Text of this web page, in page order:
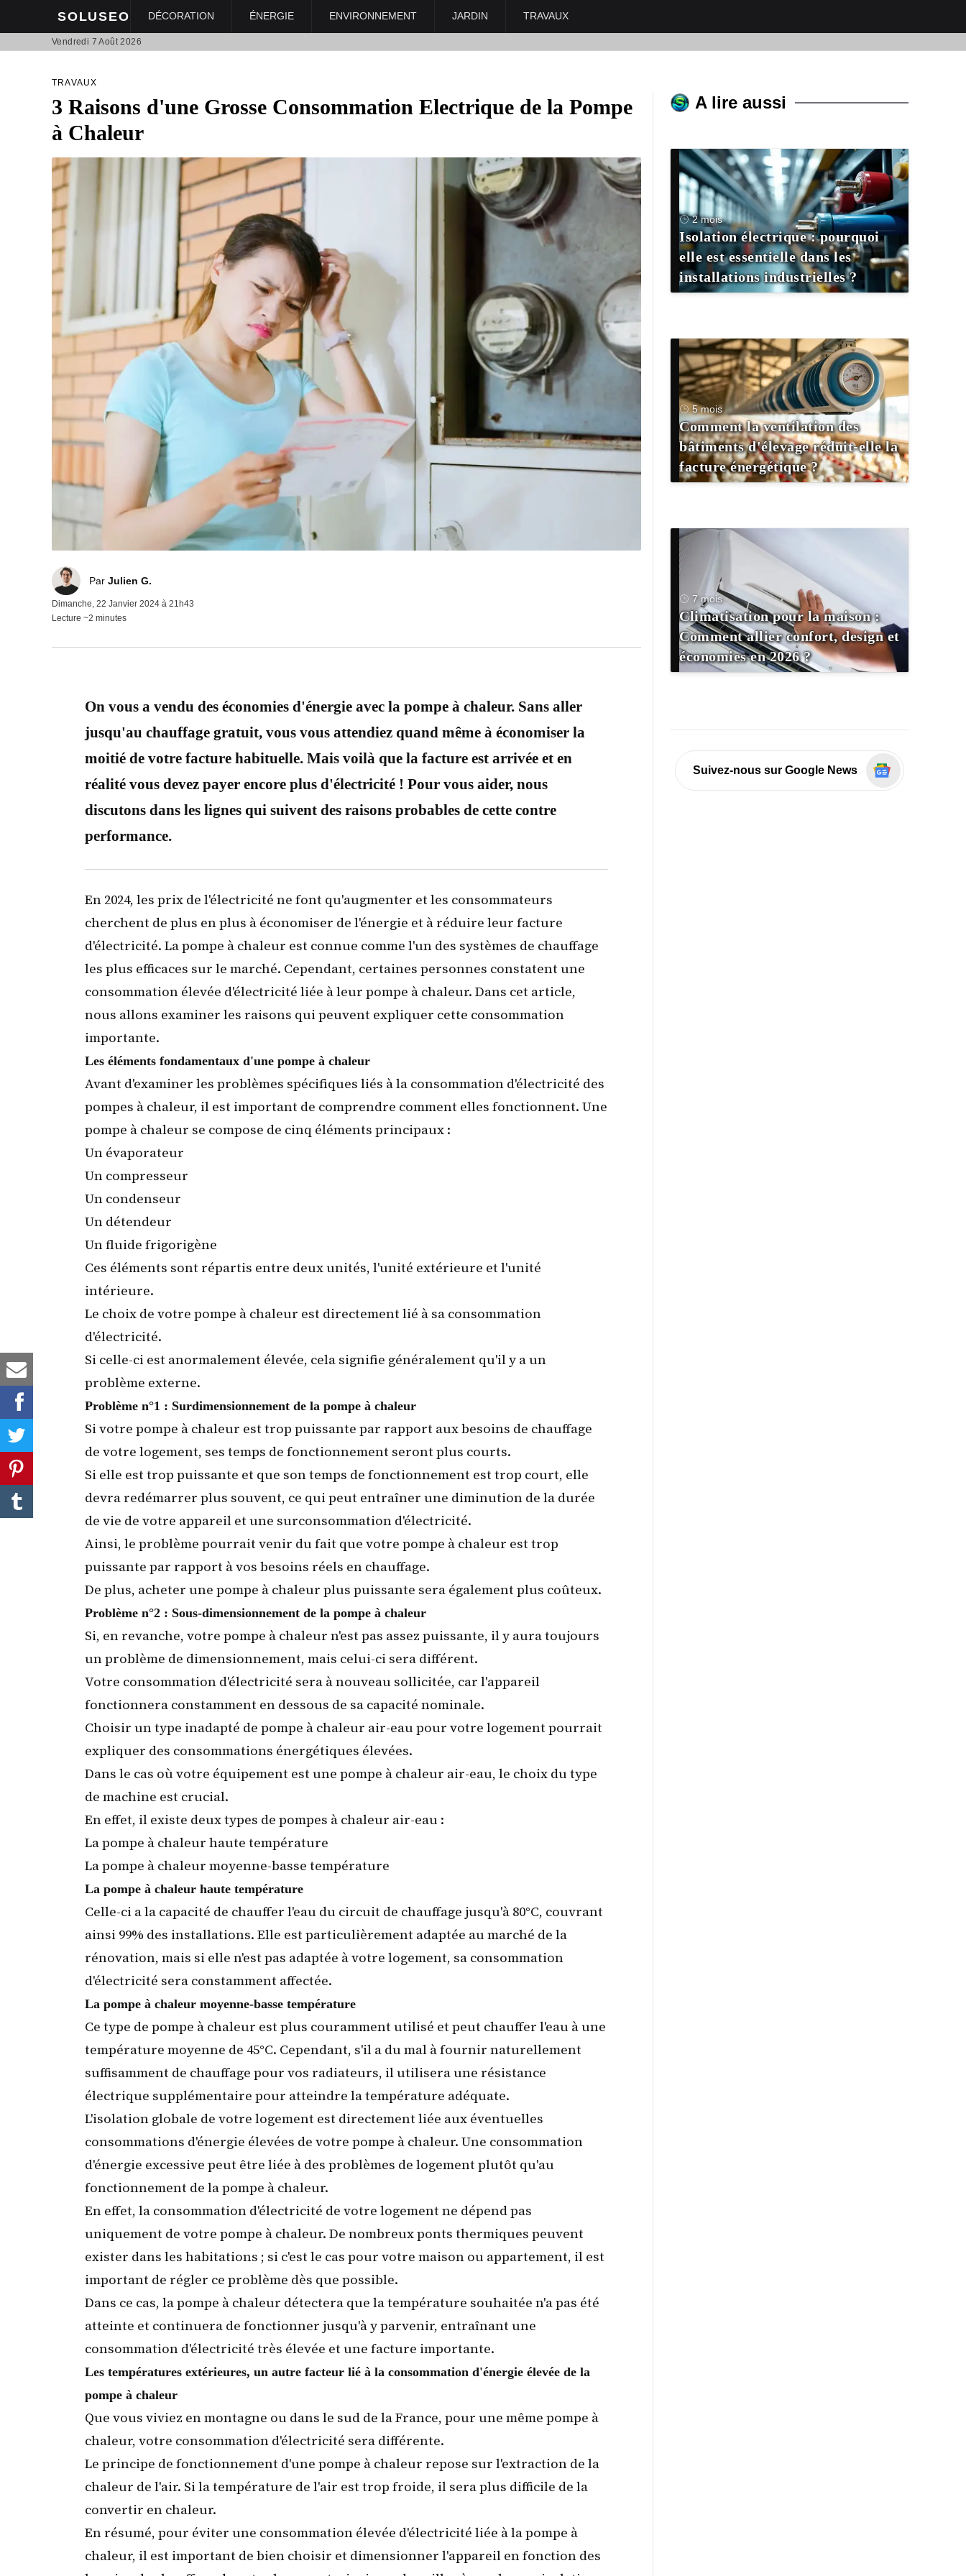
SOLUSEO DÉCORATION ÉNERGIE ENVIRONNEMENT JARDIN TRAVAUX
Vendredi 7 Août 2026
TRAVAUX
3 Raisons d'une Grosse Consommation Electrique de la Pompe
à Chaleur
Julien G.Par Julien G.
Dimanche, 22 Janvier 2024 à 21h43
Lecture ~2 minutes
On vous a vendu des économies d'énergie avec la pompe à chaleur. Sans aller
jusqu'au chauffage gratuit, vous vous attendiez quand même à économiser la
moitié de votre facture habituelle. Mais voilà que la facture est arrivée et en
réalité vous devez payer encore plus d'électricité ! Pour vous aider, nous
discutons dans les lignes qui suivent des raisons probables de cette contre
performance.
En 2024, les prix de l'électricité ne font qu'augmenter et les consommateurs
cherchent de plus en plus à économiser de l'énergie et à réduire leur facture
d'électricité. La pompe à chaleur est connue comme l'un des systèmes de chauffage
les plus efficaces sur le marché. Cependant, certaines personnes constatent une
consommation élevée d'électricité liée à leur pompe à chaleur. Dans cet article,
nous allons examiner les raisons qui peuvent expliquer cette consommation
importante.
Les éléments fondamentaux d'une pompe à chaleur
Avant d'examiner les problèmes spécifiques liés à la consommation d'électricité des
pompes à chaleur, il est important de comprendre comment elles fonctionnent. Une
pompe à chaleur se compose de cinq éléments principaux :
Un évaporateur
Un compresseur
Un condenseur
Un détendeur
Un fluide frigorigène
Ces éléments sont répartis entre deux unités, l'unité extérieure et l'unité
intérieure.
Le choix de votre pompe à chaleur est directement lié à sa consommation
d'électricité.
Si celle-ci est anormalement élevée, cela signifie généralement qu'il y a un
problème externe.
Problème n°1 : Surdimensionnement de la pompe à chaleur
Si votre pompe à chaleur est trop puissante par rapport aux besoins de chauffage
de votre logement, ses temps de fonctionnement seront plus courts.
Si elle est trop puissante et que son temps de fonctionnement est trop court, elle
devra redémarrer plus souvent, ce qui peut entraîner une diminution de la durée
de vie de votre appareil et une surconsommation d'électricité.
Ainsi, le problème pourrait venir du fait que votre pompe à chaleur est trop
puissante par rapport à vos besoins réels en chauffage.
De plus, acheter une pompe à chaleur plus puissante sera également plus coûteux.
Problème n°2 : Sous-dimensionnement de la pompe à chaleur
Si, en revanche, votre pompe à chaleur n'est pas assez puissante, il y aura toujours
un problème de dimensionnement, mais celui-ci sera différent.
Votre consommation d'électricité sera à nouveau sollicitée, car l'appareil
fonctionnera constamment en dessous de sa capacité nominale.
Choisir un type inadapté de pompe à chaleur air-eau pour votre logement pourrait
expliquer des consommations énergétiques élevées.
Dans le cas où votre équipement est une pompe à chaleur air-eau, le choix du type
de machine est crucial.
En effet, il existe deux types de pompes à chaleur air-eau :
La pompe à chaleur haute température
La pompe à chaleur moyenne-basse température
La pompe à chaleur haute température
Celle-ci a la capacité de chauffer l'eau du circuit de chauffage jusqu'à 80°C, couvrant
ainsi 99% des installations. Elle est particulièrement adaptée au marché de la
rénovation, mais si elle n'est pas adaptée à votre logement, sa consommation
d'électricité sera constamment affectée.
La pompe à chaleur moyenne-basse température
Ce type de pompe à chaleur est plus couramment utilisé et peut chauffer l'eau à une
température moyenne de 45°C. Cependant, s'il a du mal à fournir naturellement
suffisamment de chauffage pour vos radiateurs, il utilisera une résistance
électrique supplémentaire pour atteindre la température adéquate.
L'isolation globale de votre logement est directement liée aux éventuelles
consommations d'énergie élevées de votre pompe à chaleur. Une consommation
d'énergie excessive peut être liée à des problèmes de logement plutôt qu'au
fonctionnement de la pompe à chaleur.
En effet, la consommation d'électricité de votre logement ne dépend pas
uniquement de votre pompe à chaleur. De nombreux ponts thermiques peuvent
exister dans les habitations ; si c'est le cas pour votre maison ou appartement, il est
important de régler ce problème dès que possible.
Dans ce cas, la pompe à chaleur détectera que la température souhaitée n'a pas été
atteinte et continuera de fonctionner jusqu'à y parvenir, entraînant une
consommation d'électricité très élevée et une facture importante.
Les températures extérieures, un autre facteur lié à la consommation d'énergie élevée de la
pompe à chaleur
Que vous viviez en montagne ou dans le sud de la France, pour une même pompe à
chaleur, votre consommation d'électricité sera différente.
Le principe de fonctionnement d'une pompe à chaleur repose sur l'extraction de la
chaleur de l'air. Si la température de l'air est trop froide, il sera plus difficile de la
convertir en chaleur.
En résumé, pour éviter une consommation élevée d'électricité liée à la pompe à
chaleur, il est important de bien choisir et dimensionner l'appareil en fonction des
A lire aussi
2 mois
Isolation électrique : pourquoi
elle est essentielle dans les
installations industrielles ?
5 mois
Comment la ventilation des
bâtiments d'élevage réduit-elle la
facture énergétique ?
7 mois
Climatisation pour la maison :
Comment allier confort, design et
économies en 2026 ?
Suivez-nous sur Google News